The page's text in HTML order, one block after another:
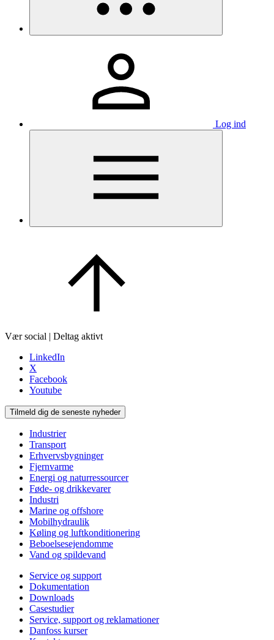
Log ind
Vær social | Deltag aktivt
LinkedIn
X
Facebook
Youtube
Tilmeld dig de seneste nyheder
Industrier
Transport
Erhvervsbygninger
Fjernvarme
Energi og naturressourcer
Føde- og drikkevarer
Industri
Marine og offshore
Mobilhydraulik
Køling og luftkonditionering
Beboelsesejendomme
Vand og spildevand
Service og support
Dokumentation
Downloads
Casestudier
Service, support og reklamationer
Danfoss kurser